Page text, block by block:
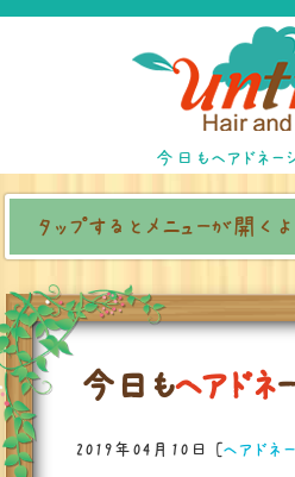
今日もヘアドネー
タップするとメニューが開くよ
今日 もヘアドネ
2019年04月10日 [ヘアドネ